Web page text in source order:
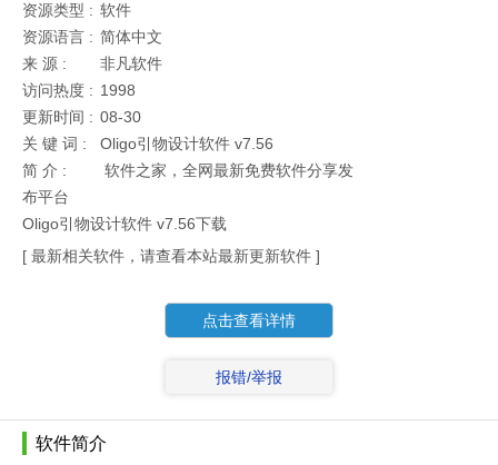
资源类型 : 软件
资源语言 : 简体中文
来 源 :
非凡软件
访问热度 : 1998
更新时间 : 08-30
关 键 词 :
Oligo引物设计软件 v7.56
简 介 :
软件之家，全网最新免费软件分享发
布平台
Oligo引物设计软件 v7.56下载
[ 最新相关软件，请查看本站最新更新软件 ]
点击查看详情
报错/举报
软件简介